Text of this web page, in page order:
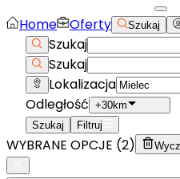
Home Oferty Szukaj
Szukaj
Szukaj
Lokalizacja
Odległość +30km
Szukaj
Filtruj
WYBRANE OPCJE (2)